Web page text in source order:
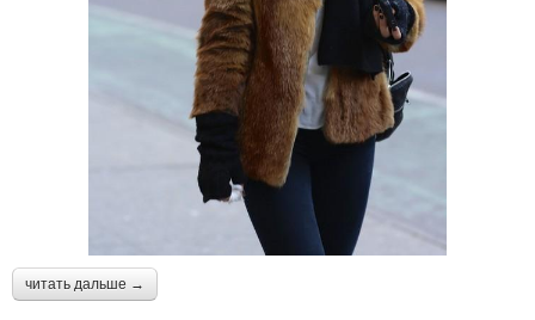
читать дальше →